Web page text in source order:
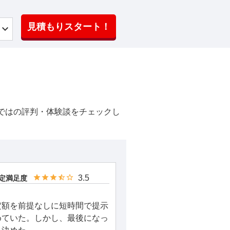
見積もりスタート！
はの評判・体験談をチェックし
満足度 3.5
を前提なしに短時間で提示
いた。しかし、最後になっ